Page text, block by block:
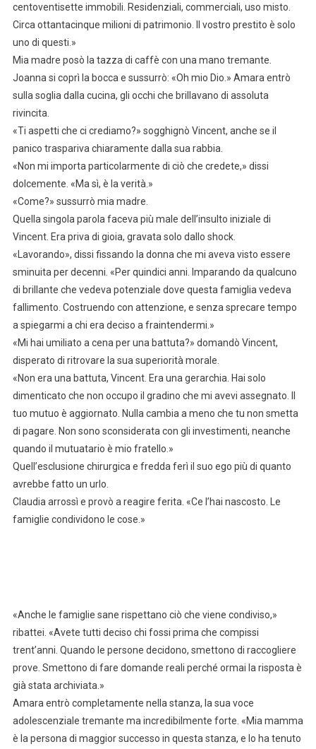
centoventisette immobili. Residenziali, commerciali, uso misto.
Circa ottantacinque milioni di patrimonio. Il vostro prestito è solo
uno di questi.»
Mia madre posò la tazza di caffè con una mano tremante.
Joanna si coprì la bocca e sussurrò: «Oh mio Dio.» Amara entrò
sulla soglia dalla cucina, gli occhi che brillavano di assoluta
rivincita.
«Ti aspetti che ci crediamo?» sogghignò Vincent, anche se il
panico traspariva chiaramente dalla sua rabbia.
«Non mi importa particolarmente di ciò che credete,» dissi
dolcemente. «Ma sì, è la verità.»
«Come?» sussurrò mia madre.
Quella singola parola faceva più male dell’insulto iniziale di
Vincent. Era priva di gioia, gravata solo dallo shock.
«Lavorando», dissi fissando la donna che mi aveva visto essere
sminuita per decenni. «Per quindici anni. Imparando da qualcuno
di brillante che vedeva potenziale dove questa famiglia vedeva
fallimento. Costruendo con attenzione, e senza sprecare tempo
a spiegarmi a chi era deciso a fraintendermi.»
«Mi hai umiliato a cena per una battuta?» domandò Vincent,
disperato di ritrovare la sua superiorità morale.
«Non era una battuta, Vincent. Era una gerarchia. Hai solo
dimenticato che non occupo il gradino che mi avevi assegnato. Il
tuo mutuo è aggiornato. Nulla cambia a meno che tu non smetta
di pagare. Non sono sconsiderata con gli investimenti, neanche
quando il mutuatario è mio fratello.»
Quell’esclusione chirurgica e fredda ferì il suo ego più di quanto
avrebbe fatto un urlo.
Claudia arrossì e provò a reagire ferita. «Ce l’hai nascosto. Le
famiglie condividono le cose.»
«Anche le famiglie sane rispettano ciò che viene condiviso,»
ribattei. «Avete tutti deciso chi fossi prima che compissi
trent’anni. Quando le persone decidono, smettono di raccogliere
prove. Smettono di fare domande reali perché ormai la risposta è
già stata archiviata.»
Amara entrò completamente nella stanza, la sua voce
adolescenziale tremante ma incredibilmente forte. «Mia mamma
è la persona di maggior successo in questa stanza, e lo ha tenuto